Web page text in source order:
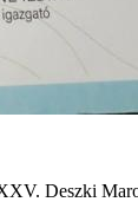
Deszki